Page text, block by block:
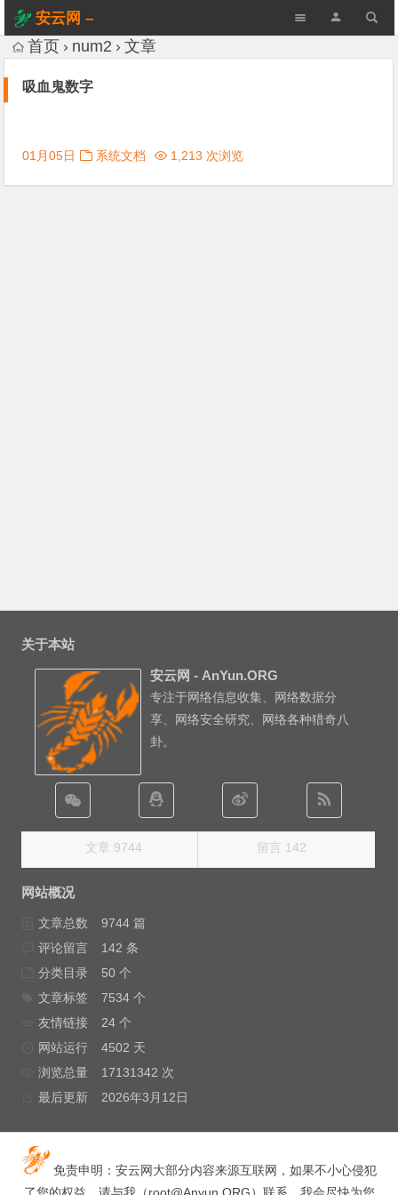
安云网 –
AnYun.ORG
首页 num2 文章
吸血鬼数字
01月05日 系统文档 1,213 次浏览
关于本站
安云网 - AnYun.ORG
专注于网络信息收集、网络数据分
享、网络安全研究、网络各种猎奇八
卦。
文章 9744 留言 142
网站概况
文章总数
9744 篇
评论留言
142 条
分类目录
50 个
文章标签
7534 个
友情链接
24 个
网站运行
4502 天
浏览总量
17131342 次
最后更新
2026年3月12日
免责申明：安云网大部分内容来源互联网，如果不小心侵犯